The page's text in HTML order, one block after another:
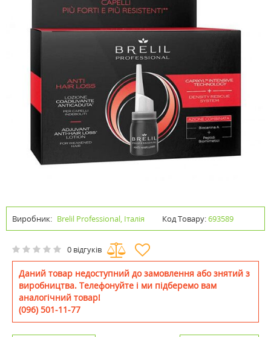
Виробник: Brelil Professional, Італія Код Товару:693589
0 відгуків
Даний товар недоступний до замовлення або знятий з
виробництва. Телефонуйте і ми підберемо вам
аналогічний товар!
(096) 501-11-77